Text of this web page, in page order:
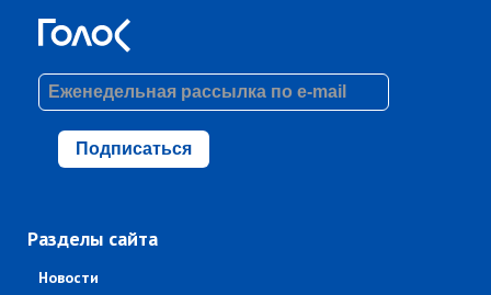
Подписаться
Разделы сайта
Новости